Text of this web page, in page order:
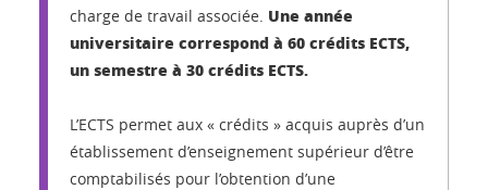
charge de travail associée. Une année
universitaire correspond à 60 crédits ECTS,
un semestre à 30 crédits ECTS.
L’ECTS permet aux « crédits » acquis auprès d’un
établissement d’enseignement supérieur d’être
comptabilisés pour l’obtention d’une